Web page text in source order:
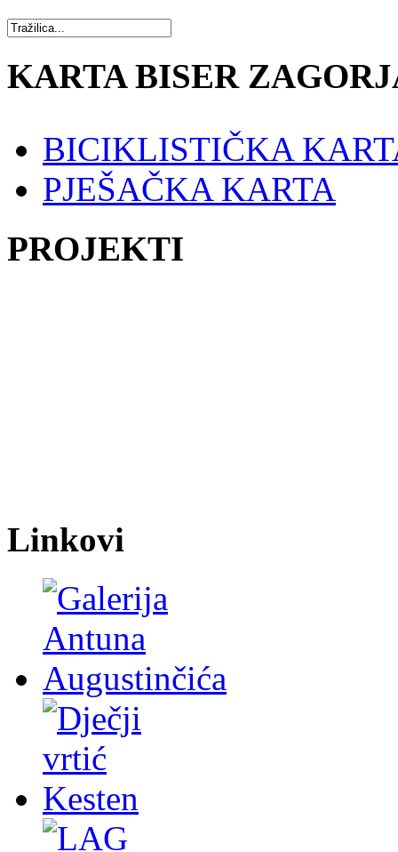
KARTA BISER
BICIKLISTIČKA
PJEŠAČKA KARTA
PROJEKTI
Linkovi